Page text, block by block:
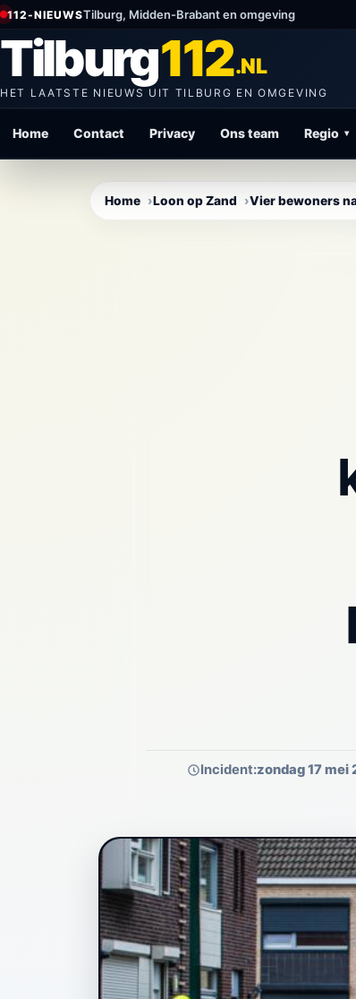
Direct
content
112-NIEUWSTilburg, Midden-Brabant en omgeving
Tilburg112.NL
HET LAATSTE NIEUWS UIT TILBURG EN OMGEVING
Home Contact Privacy Ons team Regio ▾
Home Loon op Zand Vier bewoners
Incident:zondag 17 mei